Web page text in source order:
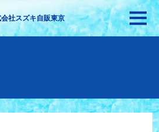
社スズキ自販東京